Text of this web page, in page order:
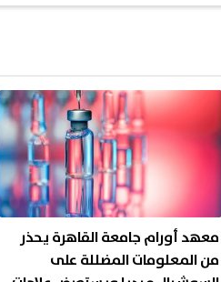
معهد أورام جامعة القاهرة يحذر
من المعلومات المضللة على